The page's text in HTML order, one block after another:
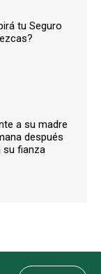
tu Seguro
a su madre
después
su fianza